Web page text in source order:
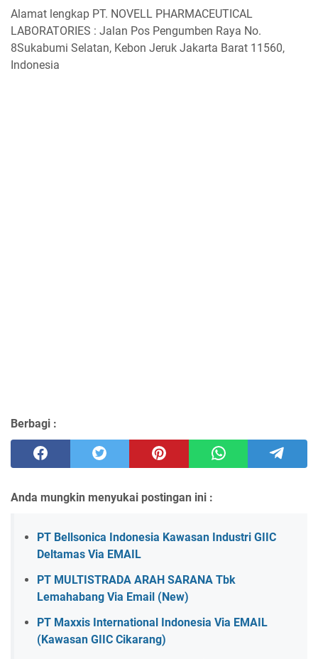
Alamat lengkap PT. NOVELL PHARMACEUTICAL
LABORATORIES : Jalan Pos Pengumben Raya No.
8Sukabumi Selatan, Kebon Jeruk Jakarta Barat 11560,
Indonesia
Berbagi :
Anda mungkin menyukai postingan ini :
PT Bellsonica Indonesia Kawasan Industri GIIC
Deltamas Via EMAIL
PT MULTISTRADA ARAH SARANA Tbk
Lemahabang Via Email (New)
PT Maxxis International Indonesia Via EMAIL
(Kawasan GIIC Cikarang)